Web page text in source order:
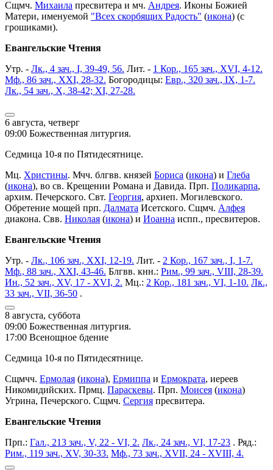
Сщмч. Михаила пресвитера и мч. Андрея. Иконы Божией
Матери, именуемой "Всех скорбящих Радость" (икона) (с
грошиками).
Евангельские Чтения
Утр. - Лк., 4 зач., I, 39-49, 56. Лит. - 1 Кор., 165 зач., XVI, 4-12.
Мф., 86 зач., XXI, 28-32. Богородицы: Евр., 320 зач., IX, 1-7.
Лк., 54 зач., X, 38-42; XI, 27-28.
6 августа, четверг
09:00 Божественная литургия.
Седмица 10-я по Пятидесятнице.
Мц. Христины. Мчч. блгвв. князей Бориса (икона) и Глеба
(икона), во св. Крещении Романа и Давида. Прп. Поликарпа,
архим. Печерского. Свт. Георгия, архиеп. Могилевского.
Обретение мощей прп. Далмата Исетского. Сщмч. Алфея
диакона. Свв. Николая (икона) и Иоанна испп., пресвитеров.
Евангельские Чтения
Утр. - Лк., 106 зач., XXI, 12-19. Лит. - 2 Кор., 167 зач., I, 1-7.
Мф., 88 зач., XXI, 43-46. Блгвв. кнн.: Рим., 99 зач., VIII, 28-39.
Ин., 52 зач., XV, 17 - XVI, 2. Мц.: 2 Кор., 181 зач., VI, 1-10. Лк.,
33 зач., VII, 36-50 .
8 августа, суббота
09:00 Божественная литургия.
17:00 Всенощное бдение
Седмица 10-я по Пятидесятнице.
Сщмчч. Ермолая (икона), Ермиппа и Ермократа, иереев
Никомидийских. Прмц. Параскевы. Прп. Моисея (икона)
Угрина, Печерского. Сщмч. Сергия пресвитера.
Евангельские Чтения
Прп.: Гал., 213 зач., V, 22 - VI, 2. Лк., 24 зач., VI, 17-23 . Ряд.:
Рим., 119 зач., XV, 30-33. Мф., 73 зач., XVII, 24 - XVIII, 4.